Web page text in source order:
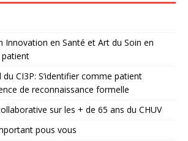
Innovation en Santé et Art du Soin en
patient
CI3P: S’identifier comme patient
de reconnaissance formelle
sur les + de 65 ans du CHUV
pous vous